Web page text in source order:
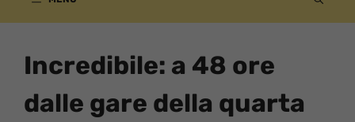
Incredibile: a 48 ore
dalle gare della quarta